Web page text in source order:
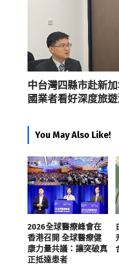
中台灣四縣市赴新
國業者看好深度旅
You May Also Like!
2026全球醫療峰會在
香港召開 全球醫療健
康力量共議：讓突破真
正抵達患者